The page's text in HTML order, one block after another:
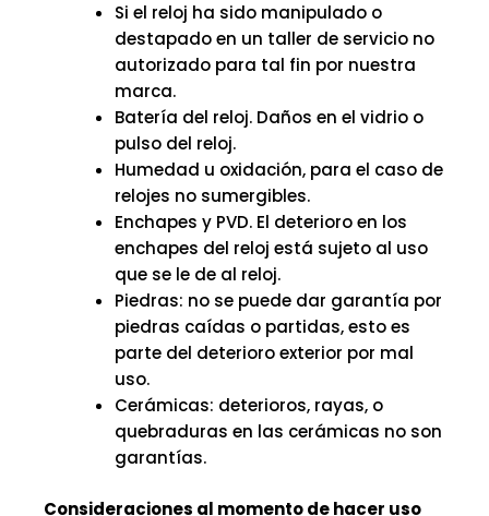
Si el reloj ha sido manipulado o
destapado en un taller de servicio no
autorizado para tal fin por nuestra
marca.
Batería del reloj. Daños en el vidrio o
pulso del reloj.
Humedad u oxidación, para el caso de
relojes no sumergibles.
Enchapes y PVD. El deterioro en los
enchapes del reloj está sujeto al uso
que se le de al reloj.
Piedras: no se puede dar garantía por
piedras caídas o partidas, esto es
parte del deterioro exterior por mal
uso.
Cerámicas: deterioros, rayas, o
quebraduras en las cerámicas no son
garantías.
Consideraciones al momento de hacer uso